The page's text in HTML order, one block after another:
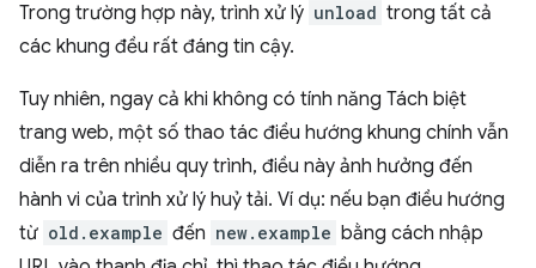
Trong trường hợp này, trình xử lý unload trong tất cả
các khung đều rất đáng tin cậy.
Tuy nhiên, ngay cả khi không có tính năng Tách biệt
trang web, một số thao tác điều hướng khung chính vẫn
diễn ra trên nhiều quy trình, điều này ảnh hưởng đến
hành vi của trình xử lý huỷ tải. Ví dụ: nếu bạn điều hướng
từ old.example đến new.example bằng cách nhập